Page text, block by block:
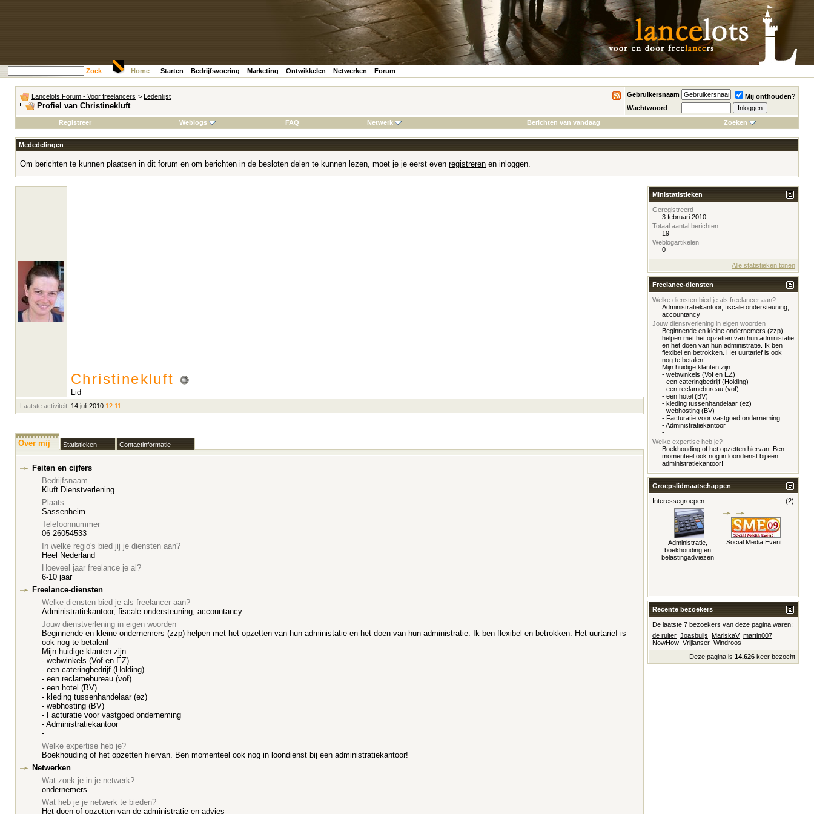
Zoek Home Starten Bedrijfsvoering Marketing Ontwikkelen Netwerken Forum
Lancelots Forum - Voor freelancers > Ledenlijst
Profiel van Christinekluft
Gebruikersnaam
Mij onthouden?
Wachtwoord
Registreer
Weblogs FAQ Netwerk Berichten van vandaag Zoeken
Mededelingen
Om berichten te kunnen plaatsen in dit forum en om berichten in de besloten delen te kunnen lezen, moet je je eerst even registreren en inloggen.
Christinekluft
Lid
Laatste activiteit: 14 juli 2010 12:11
Over mij Statistieken Contactinformatie
Feiten en cijfers
Bedrijfsnaam
Kluft Dienstverlening
Plaats
Sassenheim
Telefoonnummer
06-26054533
In welke regio's bied jij je diensten aan?
Heel Nederland
Hoeveel jaar freelance je al?
6-10 jaar
Freelance-diensten
Welke diensten bied je als freelancer aan?
Administratiekantoor, fiscale ondersteuning, accountancy
Jouw dienstverlening in eigen woorden
Beginnende en kleine ondernemers (zzp) helpen met het opzetten van hun administatie en het doen van hun administratie. Ik ben flexibel en betrokken. Het uurtarief is
ook nog te betalen!
Mijn huidige klanten zijn:
- webwinkels (Vof en EZ)
- een cateringbedrijf (Holding)
- een reclamebureau (vof)
- een hotel (BV)
- kleding tussenhandelaar (ez)
- webhosting (BV)
- Facturatie voor vastgoed onderneming
- Administratiekantoor
-
Welke expertise heb je?
Boekhouding of het opzetten hiervan. Ben momenteel ook nog in loondienst bij een administratiekantoor!
Netwerken
Wat zoek je in je netwerk?
ondernemers
Wat heb je je netwerk te bieden?
Het doen of opzetten van de administratie en advies
Ministatistieken
Geregistreerd
3 februari 2010
Totaal aantal berichten
19
Weblogartikelen
0
Alle statistieken tonen
Freelance-diensten
Welke diensten bied je als freelancer aan?
Administratiekantoor, fiscale ondersteuning,
accountancy
Jouw dienstverlening in eigen woorden
Beginnende en kleine ondernemers (zzp)
helpen met het opzetten van hun administatie
en het doen van hun administratie. Ik ben
flexibel en betrokken. Het uurtarief is ook
nog te betalen!
Mijn huidige klanten zijn:
- webwinkels (Vof en EZ)
- een cateringbedrijf (Holding)
- een reclamebureau (vof)
- een hotel (BV)
- kleding tussenhandelaar (ez)
- webhosting (BV)
- Facturatie voor vastgoed onderneming
- Administratiekantoor
-
Welke expertise heb je?
Boekhouding of het opzetten hiervan. Ben
momenteel ook nog in loondienst bij een
administratiekantoor!
Groepslidmaatschappen
(2)
Interessegroepen:
Administratie,
boekhouding en
belastingadviezen
Social Media Event
Recente bezoekers
De laatste 7 bezoekers van deze pagina waren:
de ruiter Joasbuijs MariskaV martin007
NowHow Vrijlanser Windroos
Deze pagina is 14.626 keer bezocht